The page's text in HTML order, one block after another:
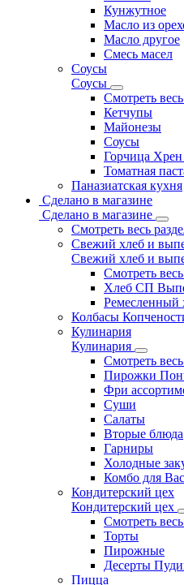
Кунжутное
Масло из
Масло другое
Смесь масел
Соусы
Соусы
Смотреть
Кетчупы
Майонезы
Соусы
Горчица
Томатная
Паназиатская кухня
Сделано в магазине
Сделано в магазине
Смотреть весь
Свежий хлеб и
Свежий хлеб и
Смотреть
Хлеб СП
Ремесленный
Колбасы
Кулинария
Кулинария
Смотреть
Пирожки
Фри
Суши
Салаты
Вторые блюда
Гарниры
Холодные
Комбо для Вас
Кондитерский цех
Кондитерский цех
Смотреть
Торты
Пирожные
Десерты
Пицца